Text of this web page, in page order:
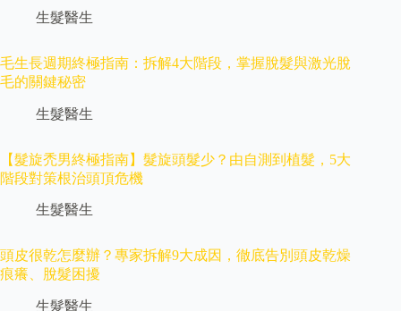
生髮醫生
毛生長週期終極指南：拆解4大階段，掌握脫髮與激光脫
毛的關鍵秘密
生髮醫生
【髮旋禿男終極指南】髮旋頭髮少？由自測到植髮，5大
階段對策根治頭頂危機
生髮醫生
頭皮很乾怎麼辦？專家拆解9大成因，徹底告別頭皮乾燥
痕癢、脫髮困擾
生髮醫生